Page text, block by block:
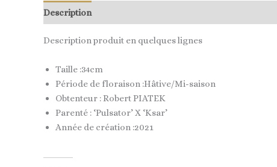
Description
Description produit en quelques lignes
Taille :34cm
Période de floraison :Hâtive/Mi-saison
Obtenteur : Robert PIATEK
Parenté : ‘Pulsator’ X ‘Ksar’
Année de création :2021